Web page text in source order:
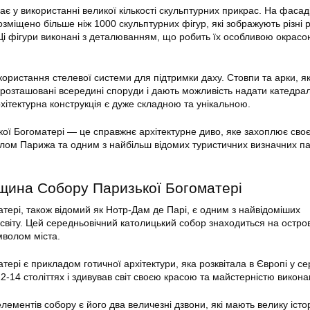
у використанні великої кількості скульптурних прикрас. На
більше ніж 1000 скульптурних фігур, які зображують різні
фігури виконані з деталюванням, що робить їх особливою
стелевої системи для підтримки даху. Стовпи та арки,
всередині споруди і дають можливість надати
конструкція є дуже складною та унікальною.
Богоматері — це справжнє архітектурне диво, яке захоплює
Парижа та одним з найбільш відомих туристичних визначних
Собору Паризької Богоматері
також відомий як Нотр-Дам де Парі, є одним з найвідоміших
Цей середньовічний католицький собор знаходиться на
міста.
є прикладом готичної архітектури, яка розквітала в Європі у
14 століттях і здивував світ своєю красою та майстерністю
собору є його два величезні дзвони, які мають велику